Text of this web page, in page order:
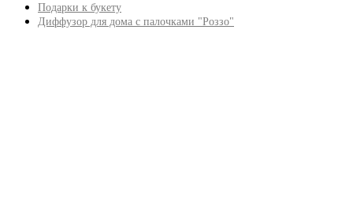
Подарки к букету
Диффузор для дома с палочками "Роззо"